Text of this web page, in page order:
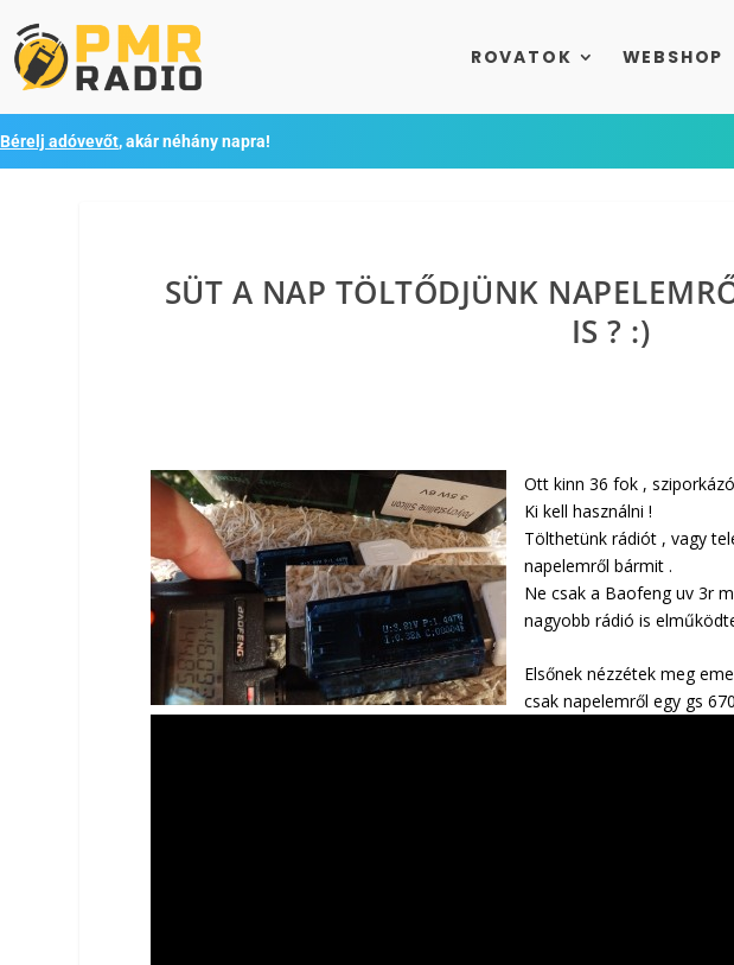
ROVATOK WEBSHOP
Bérelj adóvevőt, akár néhány napra!
SÜT A NAP TÖLTŐDJÜNK
IS ? :)
Ott kinn 36 fok ,
Ki kell használni !
Tölthetünk rádiót , vagy
napelemről bármit .
Ne csak a Baofeng uv 3r
nagyobb rádió is
Elsőnek nézzétek meg
csak napelemről egy gs